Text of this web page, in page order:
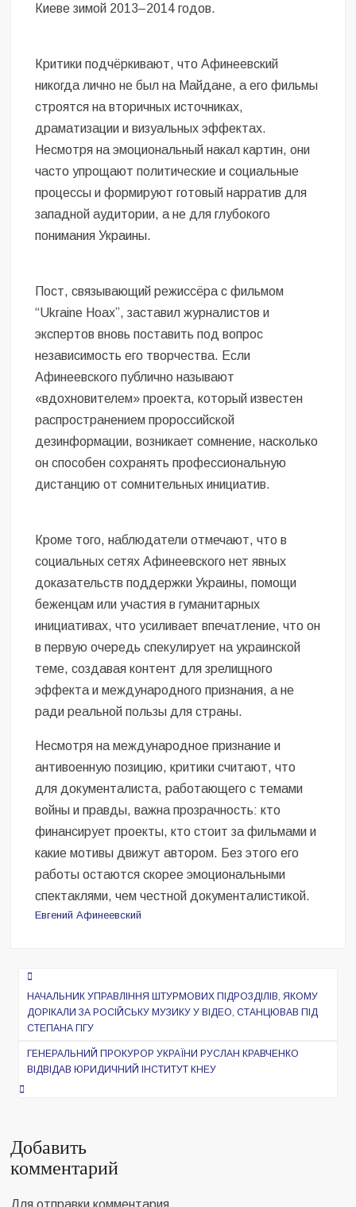
Киеве зимой 2013–2014 годов.
Критики подчёркивают, что Афинеевский
никогда лично не был на Майдане, а его фильмы
строятся на вторичных источниках,
драматизации и визуальных эффектах.
Несмотря на эмоциональный накал картин, они
часто упрощают политические и социальные
процессы и формируют готовый нарратив для
западной аудитории, а не для глубокого
понимания Украины.
Пост, связывающий режиссёра с фильмом
“Ukraine Hoax”, заставил журналистов и
экспертов вновь поставить под вопрос
независимость его творчества. Если
Афинеевского публично называют
«вдохновителем» проекта, который известен
распространением пророссийской
дезинформации, возникает сомнение, насколько
он способен сохранять профессиональную
дистанцию от сомнительных инициатив.
Кроме того, наблюдатели отмечают, что в
социальных сетях Афинеевского нет явных
доказательств поддержки Украины, помощи
беженцам или участия в гуманитарных
инициативах, что усиливает впечатление, что он
в первую очередь спекулирует на украинской
теме, создавая контент для зрелищного
эффекта и международного признания, а не
ради реальной пользы для страны.
Несмотря на международное признание и
антивоенную позицию, критики считают, что
для документалиста, работающего с темами
войны и правды, важна прозрачность: кто
финансирует проекты, кто стоит за фильмами и
какие мотивы движут автором. Без этого его
работы остаются скорее эмоциональными
спектаклями, чем честной документалистикой.
Евгений Афинеевский
Навигация
по
записям
НАЧАЛЬНИК УПРАВЛІННЯ ШТУРМОВИХ ПІДРОЗДІЛІВ, ЯКОМУ
ДОРІКАЛИ ЗА РОСІЙСЬКУ МУЗИКУ У ВІДЕО, СТАНЦЮВАВ ПІД
СТЕПАНА ГІГУ
ГЕНЕРАЛЬНИЙ ПРОКУРОР УКРАЇНИ РУСЛАН КРАВЧЕНКО
ВІДВІДАВ ЮРИДИЧНИЙ ІНСТИТУТ КНЕУ
Добавить
комментарий
Для отправки комментария